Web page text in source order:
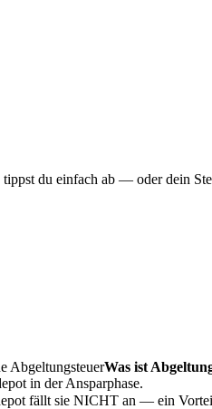
du einfach ab — oder dein
AbgeltungsteuerWas ist
in der Ansparphase.
fällt sie NICHT an — ein